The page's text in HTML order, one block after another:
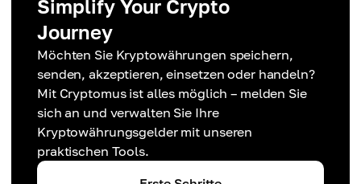
Simplify Your Crypto
Journey
Möchten Sie Kryptowährungen speichern,
senden, akzeptieren, einsetzen oder handeln?
Mit Cryptomus ist alles möglich – melden Sie
sich an und verwalten Sie Ihre
Kryptowährungsgelder mit unseren
praktischen Tools.